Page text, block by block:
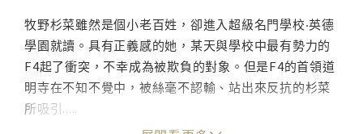
牧野杉菜雖然是個小老百姓，卻進入超級名門學校‧英德
學園就讀。具有正義感的她，某天與學校中最有勢力的
F4起了衝突，不幸成為被欺負的對象。但是F4的首領道
明寺在不知不覺中，被絲毫不認輸、站出來反抗的杉菜
所吸引.....